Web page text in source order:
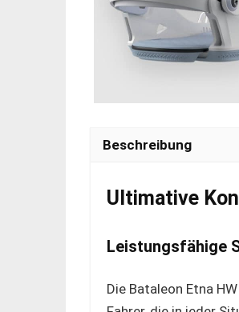
Beschreibung
Ultimative
Leistungsfähige
Die Bataleon Etna